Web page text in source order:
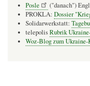
Posle
("danach")
PROKLA: Dossier
Solidarwerkstatt:
telepolisRubrik
Woz-Blog zum